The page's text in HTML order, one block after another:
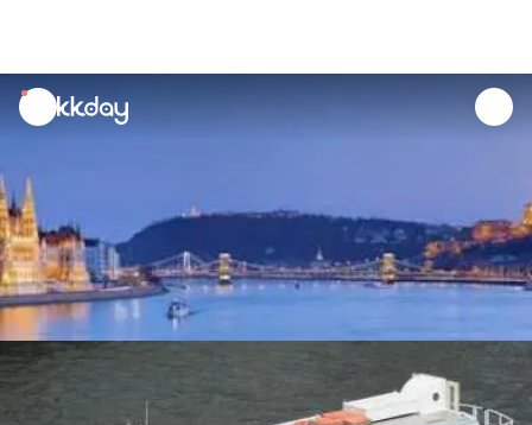
unread
notifications